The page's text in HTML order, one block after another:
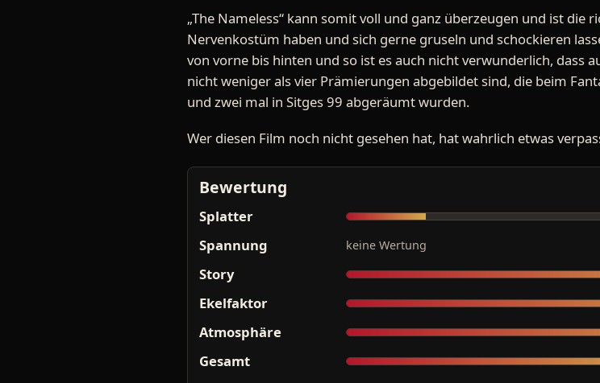
„The Nameless“ kann somit voll und ganz überzeugen und ist
Nervenkostüm haben und sich gerne gruseln und schockieren
von vorne bis hinten und so ist es auch nicht verwunderlich, dass
nicht weniger als vier Prämierungen abgebildet sind, die beim
und zwei mal in Sitges 99 abgeräumt wurden.
Wer diesen Film noch nicht gesehen hat, hat wahrlich etwas
Bewertung
Splatter
Spannung keine Wertung
Story
Ekelfaktor
Atmosphäre
Gesamt